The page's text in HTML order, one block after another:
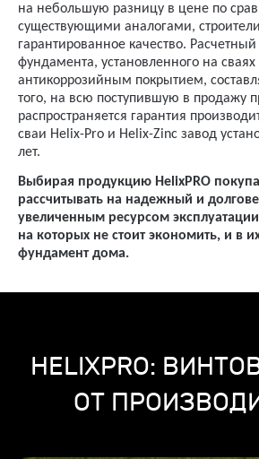
на небольшую разницу в цене по
существующими аналогами,
гарантированное качество.
фундамента, установленного на
антикоррозийным покрытием,
того, на всю поступившую в продажу
распространяется гарантия
сваи Helix-Pro и Helix-Zinc завод
лет.
Выбирая продукцию HelixPRO
рассчитывать на надежный и
увеличенным ресурсом
на которых не стоит экономить, и в
фундамент дома.
HELIXPRO:
ОТ